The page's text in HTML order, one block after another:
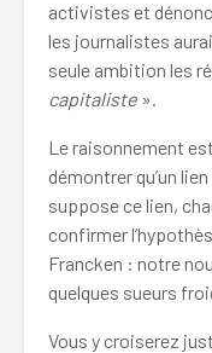
activistes et
les journalistes
seule ambition les
capitaliste ».
Le raisonnement
démontrer qu’un
suppose ce lien,
confirmer
Francken : notre
quelques sueurs
Vous y croiserez